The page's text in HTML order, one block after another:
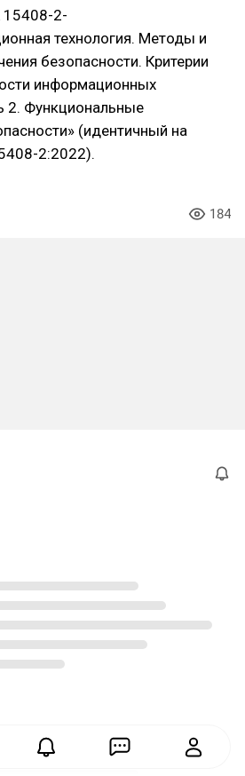
2-
технология. Методы и
безопасности. Критерии
информационных
2. Функциональные
(идентичный на
2:2022).
184